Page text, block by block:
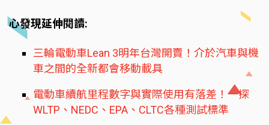
心發現延伸閱讀:
三輪電動車Lean 3明年台灣開賣！介於汽車與機
車之間的全新都會移動載具
電動車續航里程數字與實際使用有落差！一探
WLTP、NEDC、EPA、CLTC各種測試標準